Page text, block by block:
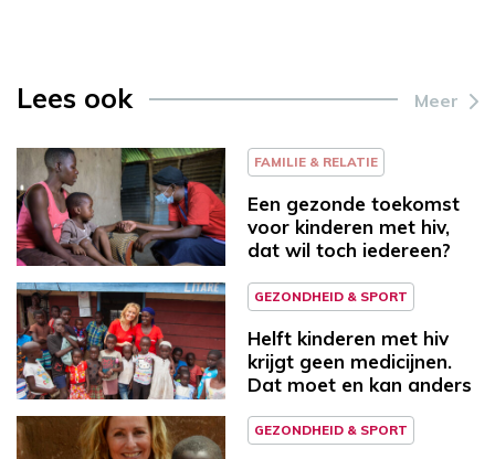
Lees ook Meer
FAMILIE & RELATIE
Een gezonde toekomst
voor kinderen met hiv,
dat wil toch iedereen?
GEZONDHEID & SPORT
Helft kinderen met hiv
krijgt geen medicijnen.
Dat moet en kan anders
GEZONDHEID & SPORT